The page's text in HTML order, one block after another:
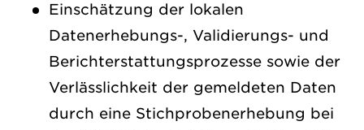
Einschätzung der lokalen
Datenerhebungs-, Validierungs- und
Berichterstattungsprozesse sowie der
Verlässlichkeit der gemeldeten Daten
durch eine Stichprobenerhebung bei